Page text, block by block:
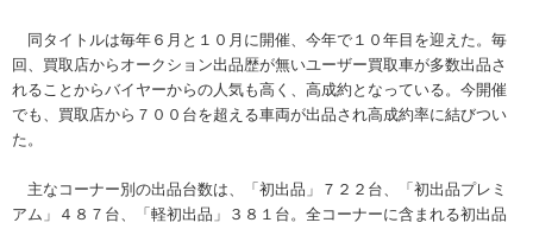
同タイトルは毎年６月と１０月に開催、今年で１０年目を迎えた。毎
回、買取店からオークション出品歴が無いユーザー買取車が多数出品さ
れることからバイヤーからの人気も高く、高成約となっている。今開催
でも、買取店から７００台を超える車両が出品され高成約率に結びつい
た。
主なコーナー別の出品台数は、「初出品」７２２台、「初出品プレミ
アム」４８７台、「軽初出品」３８１台。全コーナーに含まれる初出品